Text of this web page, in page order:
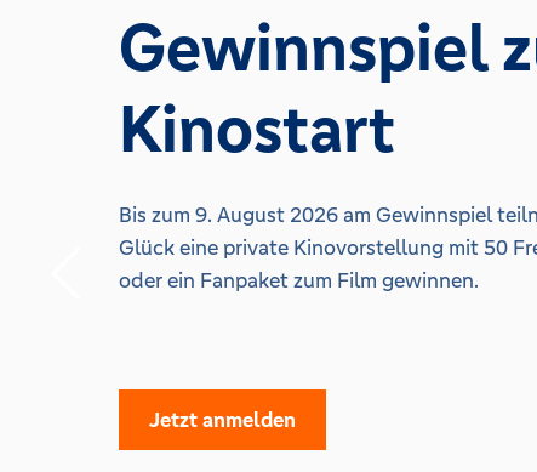
Gewinnspiel
Kinostart
Bis zum 9. August 2026 am Gewinnspiel
Glück eine private Kinovorstellung mit 50
oder ein Fanpaket zum Film gewinnen.
Jetzt anmelden